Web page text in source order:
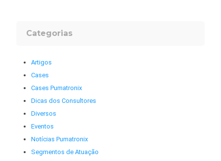
Categorias
Artigos
Cases
Cases Pumatronix
Dicas dos Consultores
Diversos
Eventos
Notícias Pumatronix
Segmentos de Atuação